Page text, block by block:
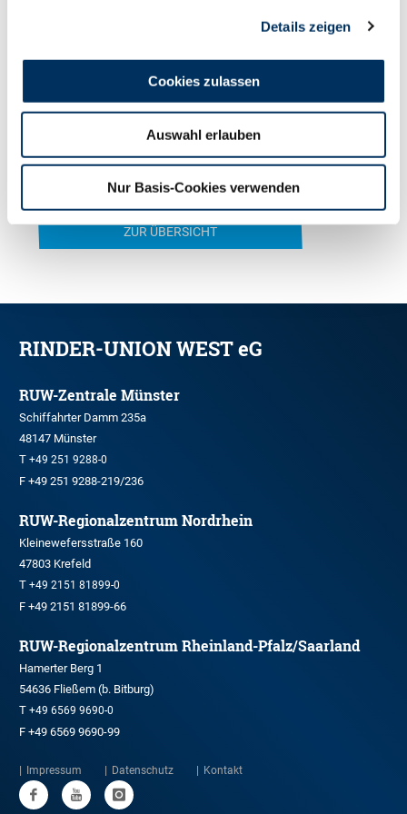
Details zeigen
Cookies zulassen
Auswahl erlauben
Nur Basis-Cookies verwenden
0251 92 88-219/-236 ● E-Mail:
TGrosseverspohl@ruweg.de).
ZUR ÜBERSICHT
RINDER-UNION WEST eG
RUW-Zentrale Münster
Schiffahrter Damm 235a
48147 Münster
T +49 251 9288-0
F +49 251 9288-219/236
RUW-Regionalzentrum Nordrhein
Kleinewefersstraße 160
47803 Krefeld
T +49 2151 81899-0
F +49 2151 81899-66
RUW-Regionalzentrum Rheinland-Pfalz/Saarland
Hamerter Berg 1
54636 Fließem (b. Bitburg)
T +49 6569 9690-0
F +49 6569 9690-99
Impressum Datenschutz Kontakt